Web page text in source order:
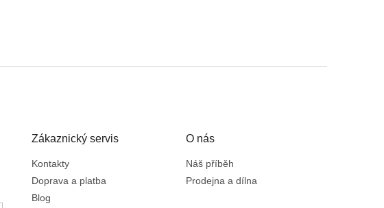
Zákaznický servis
Kontakty
Doprava a platba
Blog
O nás
Náš příběh
Prodejna a dílna